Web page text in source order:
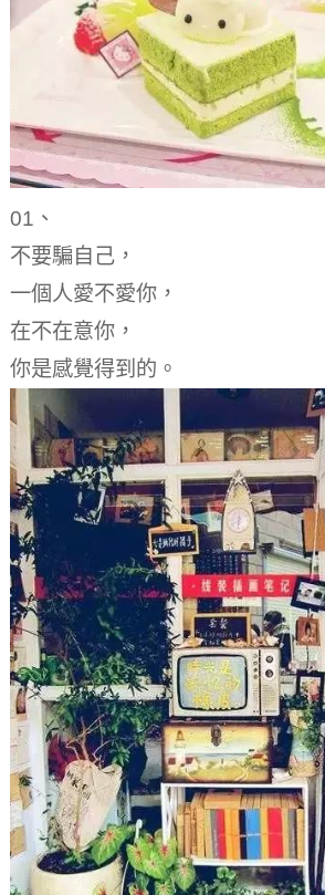
01、
不要騙自己，
一個人愛不愛你，
在不在意你，
你是感覺得到的。